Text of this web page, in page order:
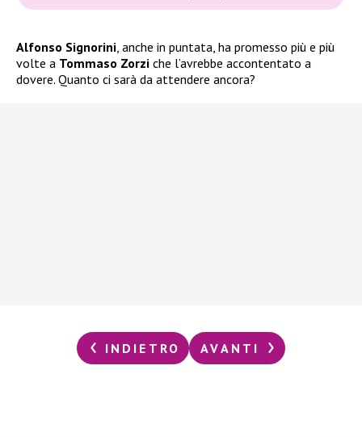
Alfonso Signorini , anche in puntata, ha promesso più e più
volte a Tommaso Zorzi che l’avrebbe accontentato a
dovere. Quanto ci sarà da attendere ancora?
INDIETRO AVANTI